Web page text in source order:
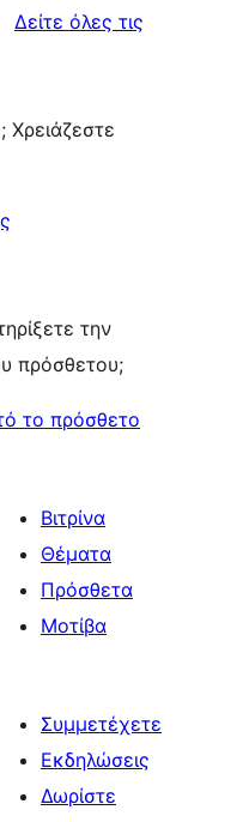
Δείτε όλες τις
Χρειάζεστε
την
πρόσθετου;
το πρόσθετο
Βιτρίνα
Θέματα
Πρόσθετα
Μοτίβα
Συμμετέχετε
Εκδηλώσεις
Δωρίστε